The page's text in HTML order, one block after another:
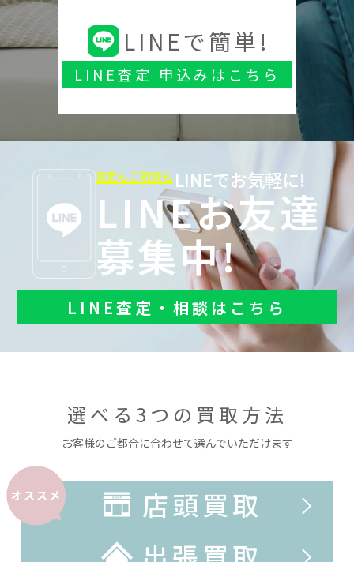
LINEで簡単!
LINE査定 申込みはこちら
査定もご相談も LINEでお気軽に!
LINEお友達
募集中!
LINE査定・相談はこちら
選べる3つの買取方法
お客様のご都合に合わせて選んでいただけます
オススメ
店頭買取